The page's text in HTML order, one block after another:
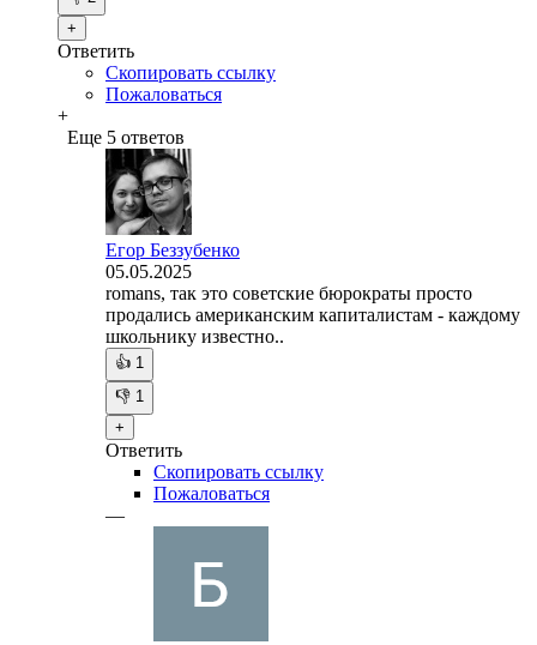
+
Ответить
Скопировать ссылку
Пожаловаться
+
Еще 5 ответов
Егор Беззубенко
05.05.2025
romans, так это советские бюрократы просто
продались американским капиталистам - каждому
школьнику известно..
👍 1
👎 1
+
Ответить
Скопировать ссылку
Пожаловаться
—